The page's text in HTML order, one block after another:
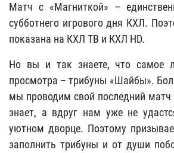
Матч с «Магниткой» –
субботнего игрового дня КХЛ.
показана на КХЛ ТВ и КХЛ HD.
Но вы и так знаете, что самое
просмотра – трибуны «Шайбы».
мы проводим свой последний матч
знает, а вдруг нам уже не
уютном дворце. Поэтому
заполнить трибуны и от души